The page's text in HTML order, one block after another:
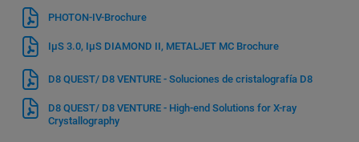
PHOTON-IV-Brochure
IμS 3.0, IμS DIAMOND II, METALJET MC Brochure
D8 QUEST/ D8 VENTURE - Soluciones de cristalografía D8
D8 QUEST/ D8 VENTURE - High-end Solutions for X-ray
Crystallography